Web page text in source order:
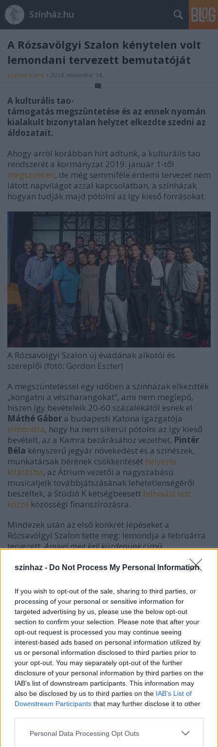
szinhaz - Do Not Process My Personal Information
If you wish to opt-out of the sale, sharing to third parties, or
processing of your personal or sensitive information for
targeted advertising by us, please use the below opt-out
section to confirm your selection. Please note that after your
opt-out request is processed you may continue seeing
interest-based ads based on personal information utilized by
us or personal information disclosed to third parties prior to
your opt-out. You may separately opt-out of the further
disclosure of your personal information by third parties on the
IAB’s list of downstream participants. This information may
also be disclosed by us to third parties on the IAB’s List of
Downstream Participants that may further disclose it to other
Please note that this website/app uses one or more Google
Personal Data Processing Opt Outs
Színház.hu
A Rózsavölgyi Szalon kénytelen volt
lemondani tervezett bemutatóját
szinhaz szerk. • 2018. november 16.
A kulturális tao-
támogatás megszüntetése és az ennek nyomán
kialakult bizonytalan helyzet elkezdte szedni az
áldozatait.
Ahogy arról korábban hírt adtunk, a kulturális tao
rendszerét a kormányzat 2019. január 1-től
megszünteti, de még semmiféle érdemi tervezet nem
látott napvilágot azzal kapcsolatban, a színházak
hogyan tudják majd pótolni az így kieső forrásokat.
A Rózsavölgyi Szalon új évadának alkotói és
szereplői (fotó: Gordon Eszter)
A megszüntetéssel egy időben a színházak elkezdték
„kongatni a vészharangokat”, ami nem meglepő,
hiszen így bevételeik 20-60 százalékától esnek el.
Máthé Gábor a budapesti Katona igazgatója
elmondta, hogy ha nem sikerül pótolni az így kieső
bevételt, az a Kamra bezárásához vezethet, Pintér
Béla kényszerű jegyár növekedést és a színészek,
munkatársak bérének csökkentését helyezte
kilátásba, az Átrium vezetői a nagyszabású
musicaljeik továbbjátszásának lehetetlenségéről
beszéltek, a Stúdió K kétségbeesettfelhívást tett
közzé közösségi finanszírozásra.
Mindezek után az első konkrét lépéseket a
Rózsavölgyi Szalon tette meg: lemondja a februárra
tervezett,Amivel meg kell küzdenünkcímű
bemutatóját, és az év elejétől 20 százalékkal emeli a
jegyárakat. Ezzel együtt azt is jelzik, hogy „készek
egyeztetésen, diskurzuson, amely a közös megoldásra
törekszik, hogy miként lehet újragondolni az
előadóművészeti szféra finanszírozási rendszerét”.
A Rózsavölgyi Szalon közleménye
Kedves Nézőink, Barátaink!
Nehéz egy ilyen levelet megfogalmazni, hiszen a
kényszer és a bizonytalanság diktálja. De fájdalmas
döntésekre kényszerült a Rózsavölgyi Szalon – a
színházakat is érintő finanszírozási bizonytalanság
Talán értesültek arról, hogy 2019. január 1-jétől